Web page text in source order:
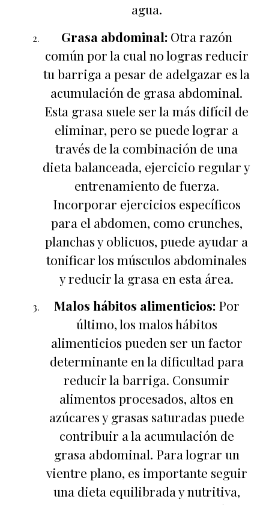
agua.
Grasa abdominal:Otra razón
común por la cual no logras reducir
tu barriga a pesar de adelgazar es la
acumulación de grasa abdominal.
Esta grasa suele ser la más difícil de
eliminar, pero se puede lograr a
través de la combinación de una
dieta balanceada, ejercicio regular y
entrenamiento de fuerza.
Incorporar ejercicios específicos
para el abdomen, como crunches,
planchas y oblicuos, puede ayudar a
tonificar los músculos abdominales
y reducir la grasa en esta área.
Malos hábitos alimenticios:Por
último, los malos hábitos
alimenticios pueden ser un factor
determinante en la dificultad para
reducir la barriga. Consumir
alimentos procesados, altos en
azúcares y grasas saturadas puede
contribuir a la acumulación de
grasa abdominal. Para lograr un
vientre plano, es importante seguir
una dieta equilibrada y nutritiva,